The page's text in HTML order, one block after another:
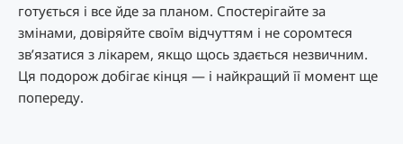
готується і все йде за планом. Спостерігайте за
змінами, довіряйте своїм відчуттям і не соромтеся
зв’язатися з лікарем, якщо щось здається незвичним.
Ця подорож добігає кінця — і найкращий її момент ще
попереду.